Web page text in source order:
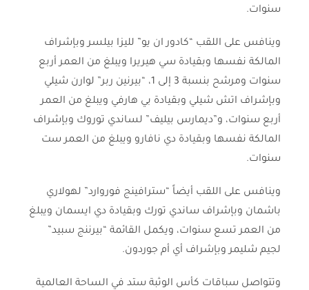
سنوات.
وينافس على اللقب “كادور ان يو” لليزا بيلسر وبإشراف
المالكة نفسها وبقيادة سي هيريرا ويبلغ من العمر أربع
سنوات ومرشح بنسبة 3 إلى 1، “بيرنين ربر” لوارن شيلي
وبإشراف اتش شيلي وبقيادة بي هارفي ويبلغ من العمر
أربع سنوات، و”ديمارس بيليف” لساندي توروك وبإشراف
المالكة نفسها وبقيادة دي نافارو ويبلغ من العمر ست
سنوات.
وينافس على اللقب أيضاً “سترافينج فوروارد” لهولاري
باشمان وبإشراف ساندي تورك وبقيادة دي ايسمان ويبلغ
من العمر تسع سنوات، ويكمل القائمة “بيرننج سبيد”
لجيم شليمر وبإشراف أي أم جوردون.
وتتواصل سباقات كأس الوثبة ستد في الساحة العالمية